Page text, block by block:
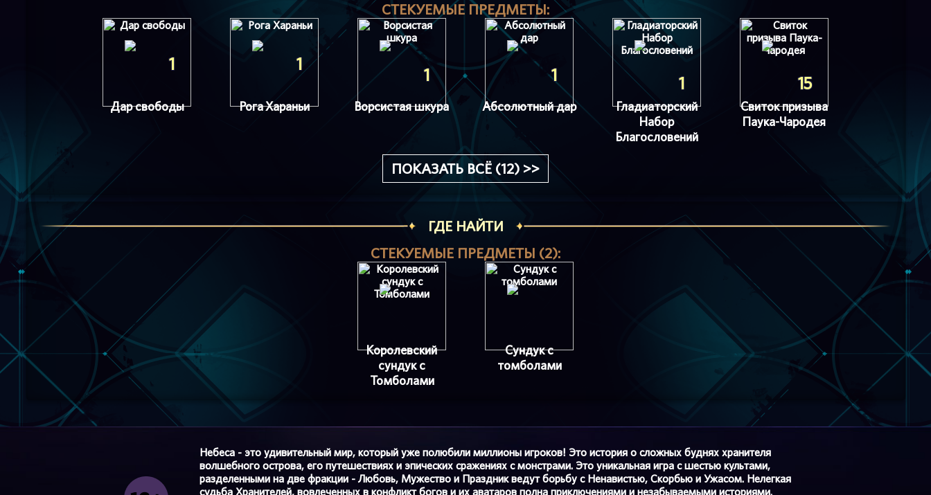
СТЕКУЕМЫЕ ПРЕДМЕТЫ:
1
Дар свободы
1
Рога Хараньи
1
Ворсистая шкура
1
Абсолютный дар
1
Гладиаторский
Набор
Благословений
15
Свиток призыва
Паука-Чародея
ПОКАЗАТЬ ВСЁ (12) >>
ГДЕ НАЙТИ
СТЕКУЕМЫЕ ПРЕДМЕТЫ (2):
Королевский
сундук с
Томболами
Сундук с
томболами
Небеса - это удивительный мир, который уже полюбили миллионы игроков! Это история о сложных буднях хранителя
волшебного острова, его путешествиях и эпических сражениях с монстрами. Это уникальная игра с шестью культами,
разделенными на две фракции - Любовь, Мужество и Праздник ведут борьбу с Ненавистью, Скорбью и Ужасом. Нелегкая
судьба Хранителей, вовлеченных в конфликт богов и их аватаров полна приключениями и незабываемыми историями.